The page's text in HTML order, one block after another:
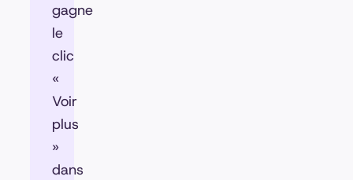
gagne
le
clic
«
Voir
plus
»
dans